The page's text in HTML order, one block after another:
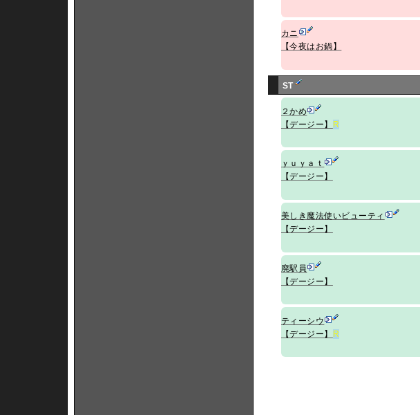
カニ
【今夜はお鍋】
ST
２かめ
【デージー】 R
ｙｕｙａｔ
【デージー】
美しき魔法使いビューティ
【デージー】
廃駅員
【デージー】
ティーシウ
【デージー】 R